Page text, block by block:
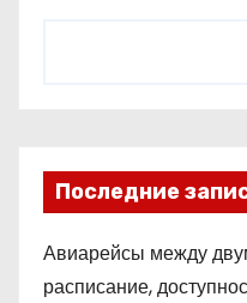
Последние
Авиарейсы между
расписание,